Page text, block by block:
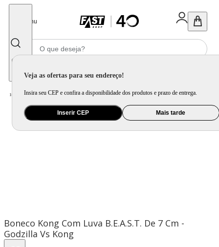
Menu
Veja as ofertas para seu endereço!
Insira seu CEP e confira a disponibilidade dos produtos e prazo de entrega.
Inserir CEP Mais tarde
Home Brinquedo e Colecionável / Para Colecionar
Boneco Kong Com Luva B.E.A.S.T. De 7 Cm -
Godzilla Vs Kong